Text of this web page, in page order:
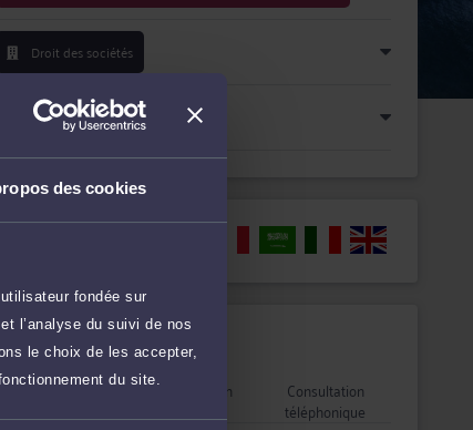
des cookies
fondée sur
l’analyse du suivi de nos
le choix de les accepter,
du site.
Droit des sociétés
Droit pénal
Rendez-vous Consultation Consultation
téléphonique